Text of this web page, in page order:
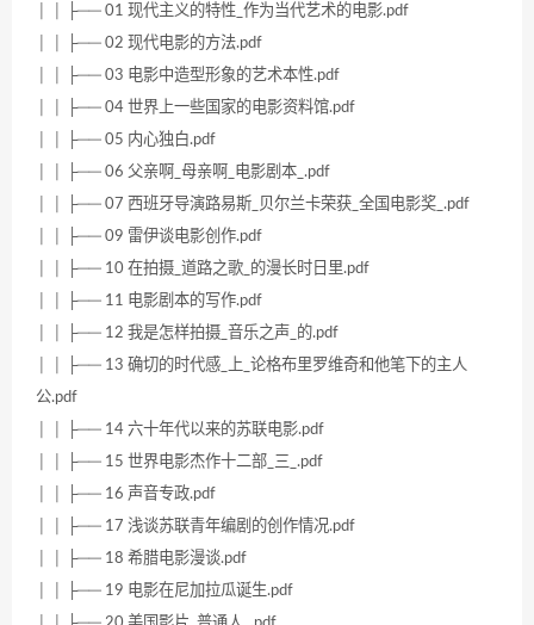
│ │ ├── 01 现代主义的特性_作为当代艺术的电影.pdf
│ │ ├── 02 现代电影的方法.pdf
│ │ ├── 03 电影中造型形象的艺术本性.pdf
│ │ ├── 04 世界上一些国家的电影资料馆.pdf
│ │ ├── 05 内心独白.pdf
│ │ ├── 06 父亲啊_母亲啊_电影剧本_.pdf
│ │ ├── 07 西班牙导演路易斯_贝尔兰卡荣获_全国电影奖_.pdf
│ │ ├── 09 雷伊谈电影创作.pdf
│ │ ├── 10 在拍摄_道路之歌_的漫长时日里.pdf
│ │ ├── 11 电影剧本的写作.pdf
│ │ ├── 12 我是怎样拍摄_音乐之声_的.pdf
│ │ ├── 13 确切的时代感_上_论格布里罗维奇和他笔下的主人
公.pdf
│ │ ├── 14 六十年代以来的苏联电影.pdf
│ │ ├── 15 世界电影杰作十二部_三_.pdf
│ │ ├── 16 声音专政.pdf
│ │ ├── 17 浅谈苏联青年编剧的创作情况.pdf
│ │ ├── 18 希腊电影漫谈.pdf
│ │ ├── 19 电影在尼加拉瓜诞生.pdf